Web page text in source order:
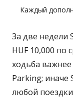
Каждый
За две недели
HUF 10,000 по
ходьба важнее
Parking;
любой